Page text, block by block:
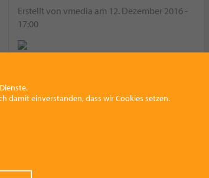
Erstellt von vmedia am 12. Dezember 2016 -
17:00
Passgenaue Einlagen beim Piefke!
Erstellt vonvmediaam14. März 2016 - 9:01
damit einverstanden, dass wir Cookies setzen.